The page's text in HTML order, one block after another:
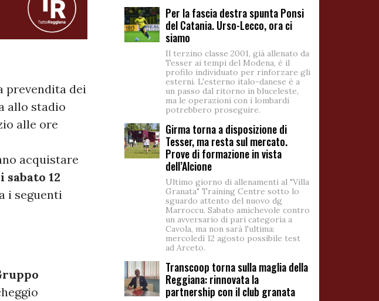
prevendita dei
allo stadio
alle ore
acquistare
sabato 12
i seguenti
Per la fascia destra spunta Ponsi
del Catania. Urso-Lecco, ora ci
siamo
Il terzino classe 2001, già allenato da
Tesser ai tempi del Modena, è il
profilo individuato per rinforzare gli
esterni. L'esterno italo-danese è a
un passo dal ritorno in bluceleste,
ma le operazioni con i lombardi
potrebbero proseguire.
Girma torna a disposizione di
Tesser, ma resta sul mercato.
Prove di formazione in vista
dell’Alcione
Ultimo giorno di allenamenti al "Villa
Granata" Training Centre sotto lo
sguardo attento del nuovo dg
Marroccu. Sabato amichevole contro
un avversario di pari categoria a
Cavola, ma non sarà l'ultima:
mercoledì 12 agosto possibile test
ad Arceto.
Transcoop torna sulla maglia della
Reggiana: rinnovata la
partnership con il club granata